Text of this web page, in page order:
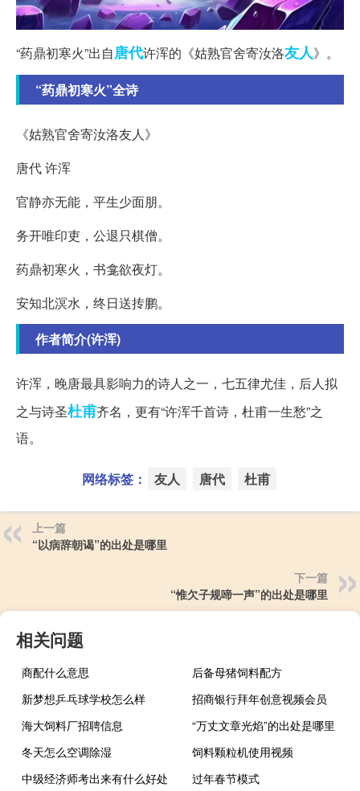
“药鼎初寒火”出自唐代许浑的《姑熟官舍寄汝洛友人》。
“药鼎初寒火”全诗
《姑熟官舍寄汝洛友人》
唐代 许浑
官静亦无能，平生少面朋。
务开唯印吏，公退只棋僧。
药鼎初寒火，书龛欲夜灯。
安知北溟水，终日送抟鹏。
作者简介(许浑)
许浑，晚唐最具影响力的诗人之一，七五律尤佳，后人拟
之与诗圣杜甫齐名，更有“许浑千首诗，杜甫一生愁”之
语。
网络标签： 友人 唐代 杜甫
上一篇
“以病辞朝谒”的出处是哪里
下一篇
“惟欠子规啼一声”的出处是哪里
相关问题
商配什么意思
后备母猪饲料配方
新梦想乒乓球学校怎么样
招商银行拜年创意视频会员
海大饲料厂招聘信息
“万丈文章光焰”的出处是哪里
冬天怎么空调除湿
饲料颗粒机使用视频
中级经济师考出来有什么好处
过年春节模式